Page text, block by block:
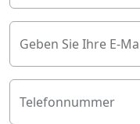
Geben Sie Ihre E-
Telefonnummer